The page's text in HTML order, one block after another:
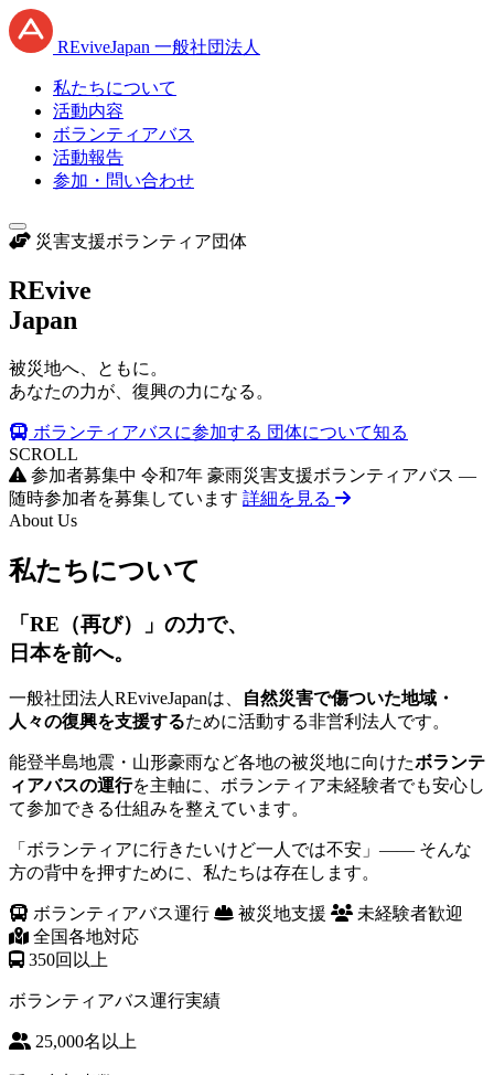
REviveJapan 一般社団法人
私たちについて
活動内容
ボランティアバス
活動報告
参加・問い合わせ
災害支援ボランティア団体
REvive
Japan
被災地へ、ともに。
あなたの力が、復興の力になる。
ボランティアバスに参加する 団体について知る
SCROLL
参加者募集中 令和7年 豪雨災害支援ボランティアバス —
随時参加者を募集しています 詳細を見る
About Us
私たちについて
「RE（再び）」の力で、
日本を前へ。
一般社団法人REviveJapanは、
自然災害で傷ついた地域・
人々の復興を支援するために活動する非営利法人です。
能登半島地震・山形豪雨など各地の被災地に向けたボランテ
ィアバスの運行を主軸に、ボランティア未経験者でも安心し
て参加できる仕組みを整えています。
「ボランティアに行きたいけど一人では不安」—— そんな
方の背中を押すために、私たちは存在します。
ボランティアバス運行 被災地支援
未経験者歓迎
全国各地対応
350回以上
ボランティアバス運行実績
25,000名以上